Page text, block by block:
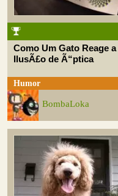
Como Um Gato Reage a
IlusÃ£o de Ã“ptica
Humor
BombaLoka